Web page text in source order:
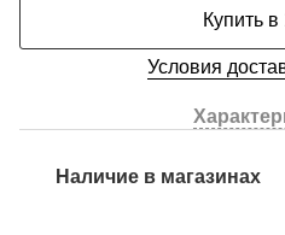
Купить в
Условия
Наличие в магазинах